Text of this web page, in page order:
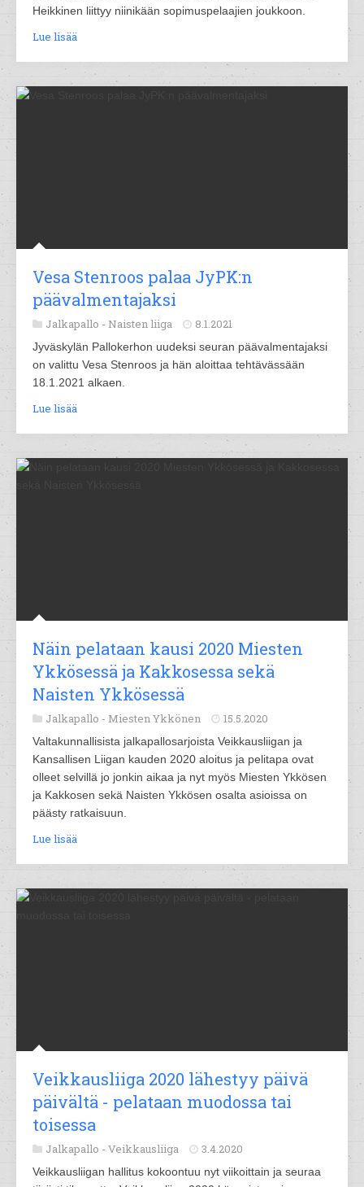
Heikkinen liittyy niinikään sopimuspelaajien joukkoon.
Lue lisää
Vesa Stenroos palaa JyPK:n
päävalmentajaksi
Jalkapallo - Naisten liiga 8.1.2021
Jyväskylän Pallokerhon uudeksi seuran päävalmentajaksi
on valittu Vesa Stenroos ja hän aloittaa tehtävässään
18.1.2021 alkaen.
Lue lisää
Näin pelataan kausi 2020 Miesten
Ykkösessä ja Kakkosessa sekä
Naisten Ykkösessä
Jalkapallo - Miesten Ykkönen 15.5.2020
Valtakunnallisista jalkapallosarjoista Veikkausliigan ja
Kansallisen Liigan kauden 2020 aloitus ja pelitapa ovat
olleet selvillä jo jonkin aikaa ja nyt myös Miesten Ykkösen
ja Kakkosen sekä Naisten Ykkösen osalta asioissa on
päästy ratkaisuun.
Lue lisää
Veikkausliiga 2020 lähestyy päivä
päivältä - pelataan muodossa tai
toisessa
Jalkapallo - Veikkausliiga 3.4.2020
Veikkausliigan hallitus kokoontuu nyt viikoittain ja seuraa